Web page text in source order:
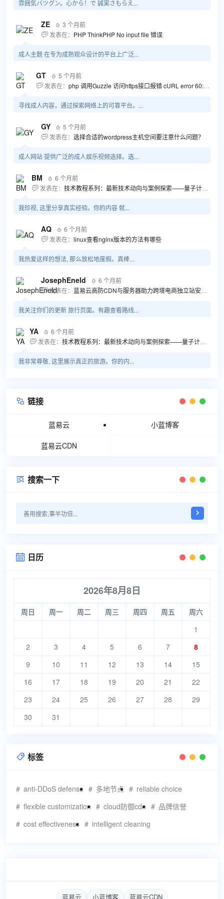
雰囲気バツグン。心から！で 誠実さもらえ...
ZE  3 个月前
 发表在： PHP ThinkPHP No input file 错误
成人主题 在专为成熟观众设计的平台上广泛...
GT  5 个月前
 发表在： php 调用Guzzle 访问https接口报错 cURL error 60: SSL certificate problem...
寻找成人内容，通过探索网络上的可靠平台。...
GY  5 个月前
 发表在： 选择合适的wordpress主机空间要注意什么问题？
成人网站 提供广泛的成人娱乐视频选择。选...
BM  6 个月前
 发表在： 技术教程系列：最新技术动向与案例探索——量子计算商业应用揭秘 该教程将深入探索最新技术动态，重点关注量子计算技术在商业领域的应用，结合具体案例阐述其背景、起因、经过和结果。同时，强调技术文档和运维文档的重要性，揭示它们在新技术发展和行业标准...
我珍视, 这里分享真实经验。你的内容 就...
AQ  6 个月前
 发表在： linux查看nginx版本的方法有哪些
我热爱这样的想法, 那么放松地度假。真棒...
JosephEneld  6 个月前
 发表在： 蓝易云高防CDN与服务器助力跨境电商独立站安全高效发展
我关注你们的更新 旅行页面。有趣查看路线...
YA  6 个月前
 发表在： 技术教程系列：最新技术动向与案例探索——量子计算商业应用揭秘 该教程将深入探索最新技术动态，重点关注量子计算技术在商业领域的应用，结合具体案例阐述其背景、起因、经过和结果。同时，强调技术文档和运维文档的重要性，揭示它们在新技术发展和行业标准...
我非常尊敬, 这里展示真正的旅游。你的内...
 链接
蓝易云 小蓝博客
蓝易云CDN
 搜索一下
 日历
2026年8月8日
周日 周一 周二 周三 周四 周五
周六
1
2
3 4 5 6 7
8
9
10 11 12 13 14
15
16
17 18 19 20 21
22
23
24 25 26 27 28
29
30
31
 标签
anti-DDoS defense 多地节点
reliable choice
flexible customization
cloud防御cdn
品牌信誉
cost effectiveness
intelligent cleaning
蓝易云 小蓝博客 蓝易云CDN